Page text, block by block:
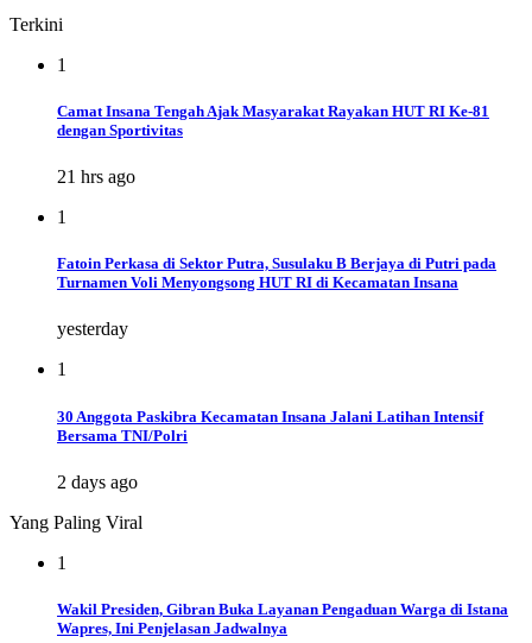
Terkini
1
Camat Insana Tengah Ajak Masyarakat Rayakan HUT RI Ke-81
dengan Sportivitas
21 hrs ago
1
Fatoin Perkasa di Sektor Putra, Susulaku B Berjaya di Putri pada
Turnamen Voli Menyongsong HUT RI di Kecamatan Insana
yesterday
1
30 Anggota Paskibra Kecamatan Insana Jalani Latihan Intensif
Bersama TNI/Polri
2 days ago
Yang Paling Viral
1
Wakil Presiden, Gibran Buka Layanan Pengaduan Warga di Istana
Wapres, Ini Penjelasan Jadwalnya